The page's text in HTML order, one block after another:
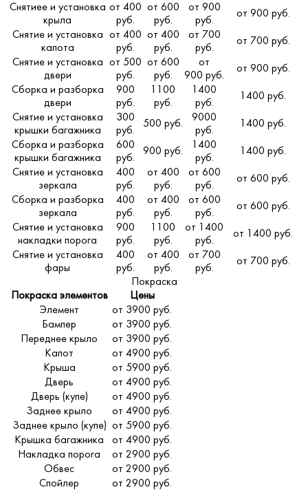
Снятиее и установка
крыла
от 400
руб.
от 600
руб.
от 900
руб.
от 900 руб.
Снятие и установка
капота
от 400
руб.
от 400
руб.
от 700
руб.
от 700 руб.
Снятие и установка
двери
от 500
руб.
от 600
руб.
от
900 руб.
от 900 руб.
Сборка и разборка
двери
900
руб.
1100
руб.
1400
руб.
1400 руб.
Снятие и установка
крышки багажника
300
руб.
500 руб.
9000
руб.
1400 руб.
Сборка и разборка
крышки багажника
600
руб.
900 руб.
1400
руб.
1400 руб.
Снятие и установка
зеркала
400
руб.
от 400
руб.
от 600
руб.
от 600 руб.
Сборка и разборка
зеркала
400
руб.
от 400
руб.
от 600
руб.
от 600 руб.
Снятие и установка
накладки порога
900
руб.
1100
руб.
от 1400
руб.
от 1400 руб.
Снятие и установка
фары
400
руб.
от 400
руб.
от 700
руб.
от 700 руб.
Покраска
Покраска элементов
Цены
Элемент
от 3900 руб.
Бампер
от 3900 руб.
Переднее крыло
от 3900 руб.
Капот
от 4900 руб.
Крыша
от 5900 руб.
Дверь
от 4900 руб.
Дверь (купе)
от 4900 руб.
Заднее крыло
от 4900 руб.
Заднее крыло (купе) от 5900 руб.
Крышка багажника
от 4900 руб.
Накладка порога
от 2900 руб.
Обвес
от 2900 руб.
Спойлер
от 2900 руб.